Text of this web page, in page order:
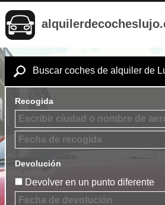
Buscar coches de alquiler de
Recogida
Devolución
Devolver en un punto diferente